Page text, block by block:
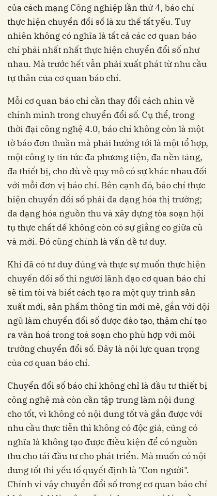
của cách mạng Công nghiệp lần thứ 4, báo chí
thực hiện chuyển đổi số là xu thế tất yếu. Tuy
nhiên không có nghĩa là tất cả các cơ quan báo
chí phải nhất nhất thực hiện chuyển đổi số như
nhau. Mà trước hết vẫn phải xuất phát từ nhu cầu
tự thân của cơ quan báo chí.
Mỗi cơ quan báo chí cần thay đổi cách nhìn về
chính mình trong chuyển đổi số. Cụ thể, trong
thời đại công nghệ 4.0, báo chí không còn là một
tờ báo đơn thuần mà phải hướng tới là một tổ hợp,
một công ty tin tức đa phương tiện, đa nền tảng,
đa thiết bị, cho dù về quy mô có sự khác nhau đối
với mỗi đơn vị báo chí. Bên cạnh đó, báo chí thực
hiện chuyển đổi số phải đa dạng hóa thị trường;
đa dạng hóa nguồn thu và xây dựng tòa soạn hội
tụ thực chất để không còn có sự giằng co giữa cũ
và mới. Đó cũng chính là vấn đề tư duy.
Khi đã có tư duy đúng và thực sự muốn thực hiện
chuyển đổi số thì người lãnh đạo cơ quan báo chí
sẽ tìm tòi và biết cách tạo ra một quy trình sản
xuất mới, sản phẩm thông tin mới mẻ, gắn với đội
ngũ làm chuyển đổi số được đào tạo, thậm chí tạo
ra văn hoá trong toà soạn cho phù hợp với môi
trường chuyển đổi số. Đây là nội lực quan trọng
của cơ quan báo chí.
Chuyển đổi số báo chí không chỉ là đầu tư thiết bị
công nghệ mà còn cần tập trung làm nội dung
cho tốt, vì không có nội dung tốt và gắn được với
nhu cầu thực tiễn thì không có độc giả, cũng có
nghĩa là không tạo được điều kiện để có nguồn
thu cho tái đầu tư cho phát triển. Mà muốn có nội
dung tốt thì yếu tố quyết định là "Con người".
Chính vì vậy chuyển đổi số trong cơ quan báo chí